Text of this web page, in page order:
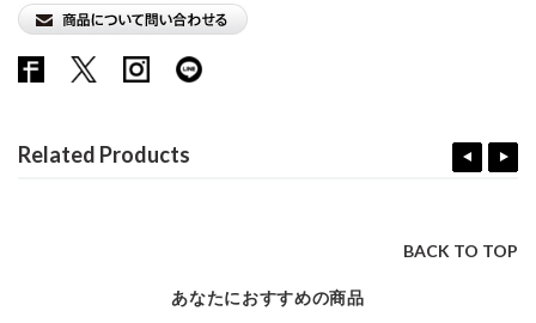
Related Products
BACK TO TOP
あなたにおすすめの商品